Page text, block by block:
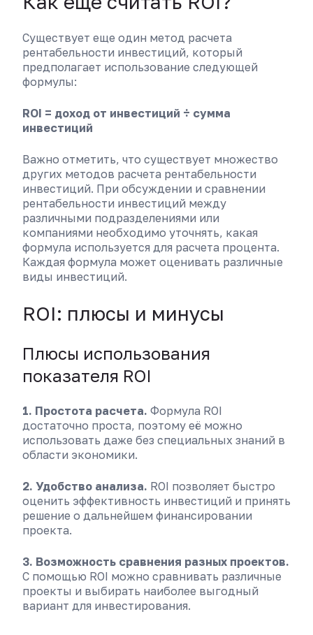
Существует еще один метод расчета
рентабельности инвестиций, который
предполагает использование следующей
формулы:
ROI = доход от инвестиций ÷ сумма
инвестиций
Важно отметить, что существует множество
других методов расчета рентабельности
инвестиций. При обсуждении и сравнении
рентабельности инвестиций между
различными подразделениями или
компаниями необходимо уточнять, какая
формула используется для расчета процента.
Каждая формула может оценивать различные
виды инвестиций.
ROI: плюсы и минусы
Плюсы использования
показателя ROI
1. Простота расчета. Формула ROI
достаточно проста, поэтому её можно
использовать даже без специальных знаний в
области экономики.
2. Удобство анализа. ROI позволяет быстро
оценить эффективность инвестиций и принять
решение о дальнейшем финансировании
проекта.
3. Возможность сравнения разных проектов.
С помощью ROI можно сравнивать различные
проекты и выбирать наиболее выгодный
вариант для инвестирования.